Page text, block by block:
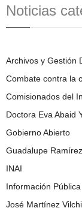
Noticias
Archivos y Gestión
Combate contra la
Comisionados del
Doctora Eva Abaid
Gobierno Abierto
Guadalupe
INAI
Información Pública
José Martínez